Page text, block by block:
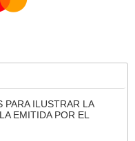
PARA ILUSTRAR LA
EMITIDA POR EL